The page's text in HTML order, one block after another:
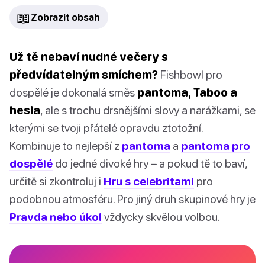
📖 Zobrazit obsah
Už tě nebaví nudné večery s
předvídatelným smíchem? Fishbowl pro
dospělé je dokonalá směs pantoma, Taboo a
hesla, ale s trochu drsnějšími slovy a narážkami, se
kterými se tvoji přátelé opravdu ztotožní.
Kombinuje to nejlepší z pantoma a pantoma pro
dospělé do jedné divoké hry – a pokud tě to baví,
určitě si zkontroluj i Hru s celebritami pro
podobnou atmosféru. Pro jiný druh skupinové hry je
Pravda nebo úkol vždycky skvělou volbou.